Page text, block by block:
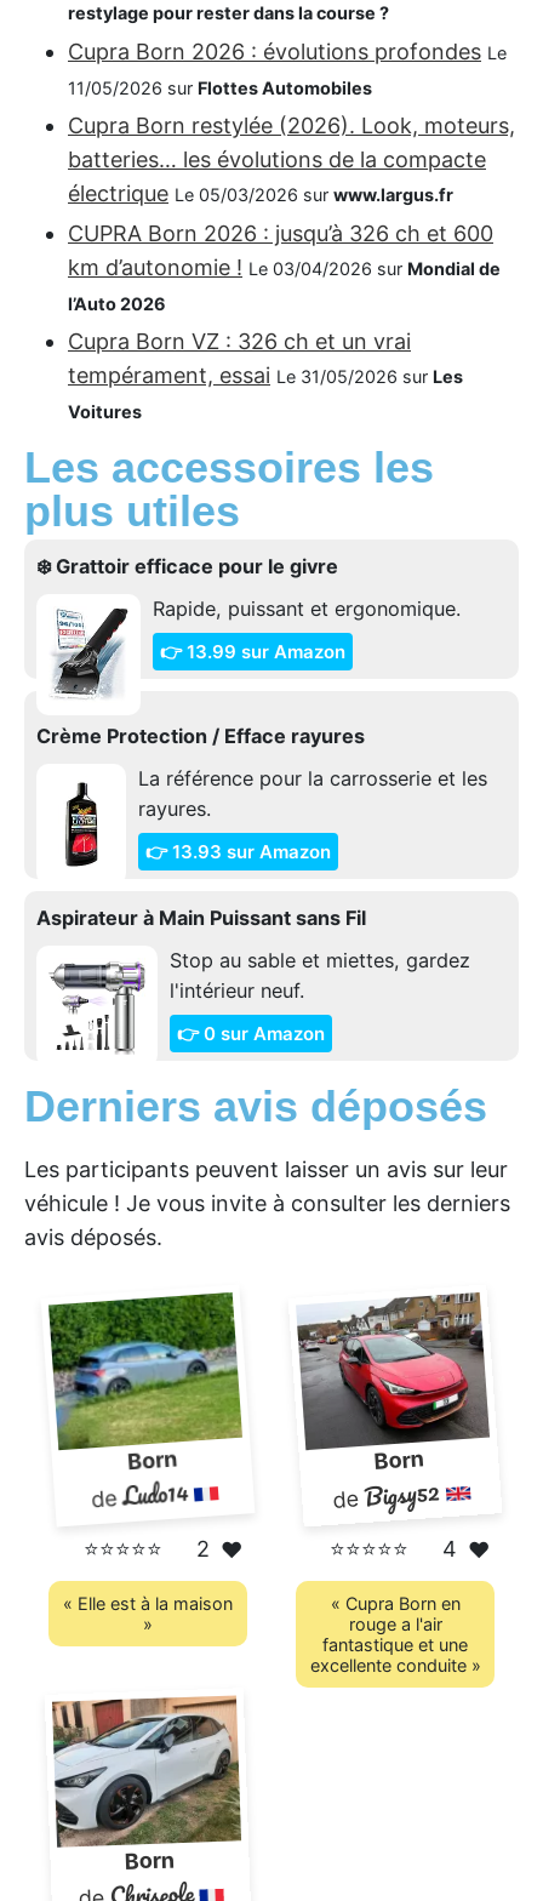
restylage pour rester dans la course ?
Cupra Born 2026 : évolutions profondes Le
11/05/2026 sur Flottes Automobiles
Cupra Born restylée (2026). Look, moteurs,
batteries… les évolutions de la compacte
électrique Le 05/03/2026 sur www.largus.fr
CUPRA Born 2026 : jusqu’à 326 ch et 600
km d’autonomie ! Le 03/04/2026 sur Mondial de
l’Auto 2026
Cupra Born VZ : 326 ch et un vrai
tempérament, essai Le 31/05/2026 sur Les
Voitures
Les accessoires les
plus utiles
❄️ Grattoir efficace pour le givre
Rapide, puissant et ergonomique.
👉 13.99 sur Amazon
Crème Protection / Efface rayures
La référence pour la carrosserie et les
rayures.
👉 13.93 sur Amazon
Aspirateur à Main Puissant sans Fil
Stop au sable et miettes, gardez
l'intérieur neuf.
👉 0 sur Amazon
Derniers avis déposés
Les participants peuvent laisser un avis sur leur
véhicule ! Je vous invite à consulter les derniers
avis déposés.
Born
deLudo14
⭐⭐⭐⭐⭐ 2 ❤️
« Elle est à la maison
»
Born
deBigsy52
⭐⭐⭐⭐⭐ 4 ❤️
« Cupra Born en
rouge a l'air
fantastique et une
excellente conduite »
Born